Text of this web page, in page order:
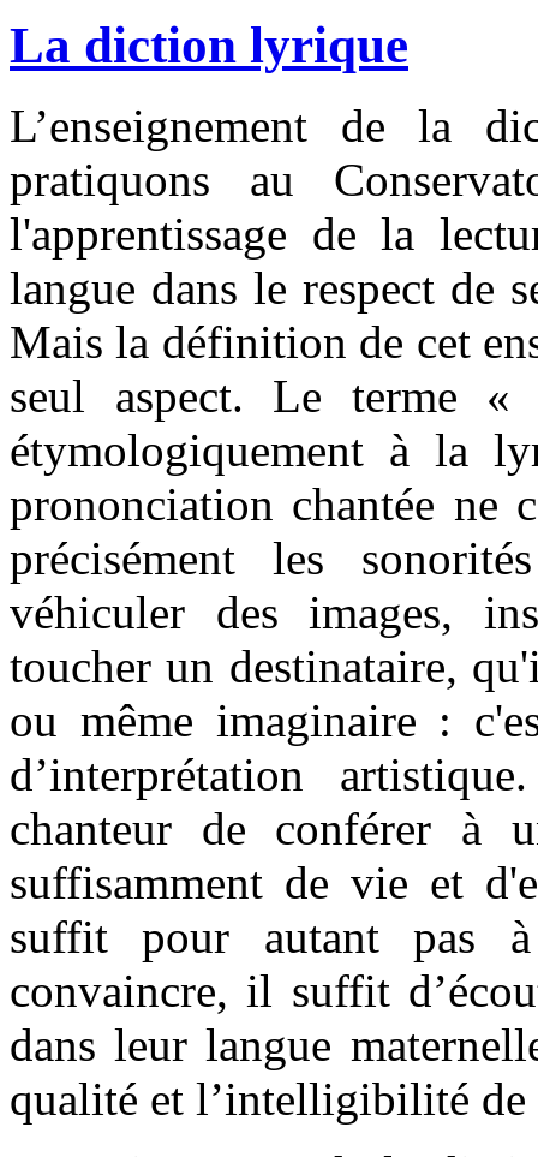
La diction lyrique
L’enseignement de la
pratiquons au
l'apprentissage de la
langue dans le respect de
Mais la définition de cet
seul aspect. Le terme
étymologiquement à la
prononciation chantée ne
précisément les
véhiculer des images,
toucher un destinataire,
ou même imaginaire :
d’interprétation
chanteur de conférer à
suffisamment de vie et
suffit pour autant pas
convaincre, il suffit
dans leur langue
qualité et l’intelligibilité